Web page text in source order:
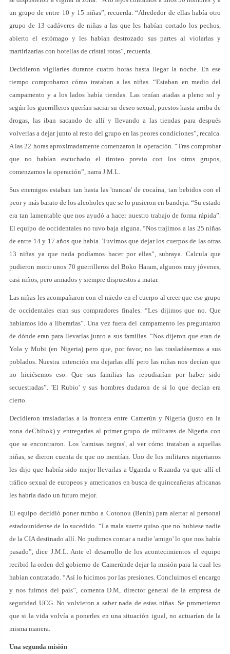
un grupo de entre 10 y 15 niñas”, recuerda. “Alrededor de ellas había otro
grupo de 13 cadáveres de niñas a las que les habían cortado los pechos,
abierto el estómago y les habían destrozado sus partes al violarlas y
martirizarlas con botellas de cristal rotas”, recuerda.
Decidieron vigilarles durante cuatro horas hasta llegar la noche. En ese
tiempo comprobaron cómo trataban a las niñas. “Estaban en medio del
campamento y a los lados había tiendas. Las tenían atadas a pleno sol y
según los guerrilleros querían saciar su deseo sexual, puestos hasta arriba de
drogas, las iban sacando de allí y llevando a las tiendas para después
volverlas a dejar junto al resto del grupo en las peores condiciones”, recalca.
A las 22 horas aproximadamente comenzaron la operación. “Tras comprobar
que no habían escuchado el tiroteo previo con los otros grupos,
comenzamos la operación”, narra J.M.L.
Sus enemigos estaban tan hasta las 'trancas' de cocaína, tan bebidos con el
peor y más barato de los alcoholes que se lo pusieron en bandeja. “Su estado
era tan lamentable que nos ayudó a hacer nuestro trabajo de forma rápida”.
El equipo de occidentales no tuvo baja alguna. “Nos trajimos a las 25 niñas
de entre 14 y 17 años que había. Tuvimos que dejar los cuerpos de las otras
13 niñas ya que nada podíamos hacer por ellas”, subraya. Calcula que
pudieron morir unos 70 guerrilleros del Boko Haram, algunos muy jóvenes,
casi niños, pero armados y siempre dispuestos a matar.
Las niñas les acompañaron con el miedo en el cuerpo al creer que ese grupo
de occidentales eran sus compradores finales. “Les dijimos que no. Que
habíamos ido a liberarlas”. Una vez fuera del campamento les preguntaron
de dónde eran para llevarlas junto a sus familias. “Nos dijeron que eran de
Yola y Mubi (en Nigeria) pero que, por favor, no las trasladásemos a sus
poblados. Nuestra intención era dejarlas allí pero las niñas nos decían que
no hiciésemos eso. Que sus familias las repudiarían por haber sido
secuestradas”. 'El Rubio' y sus hombres dudaron de si lo que decían era
cierto.
Decidieron trasladarlas a la frontera entre Camerún y Nigeria (justo en la
zona deChibok) y entregarlas al primer grupo de militares de Nigeria con
que se encontraron. Los 'camisas negras', al ver cómo trataban a aquellas
niñas, se dieron cuenta de que no mentían. Uno de los militares nigerianos
les dijo que habría sido mejor llevarlas a Uganda o Ruanda ya que allí el
tráfico sexual de europeos y americanos en busca de quinceañeras africanas
les habría dado un futuro mejor.
El equipo decidió poner rumbo a Cotonou (Benin) para alertar al personal
estadounidense de lo sucedido. “La mala suerte quiso que no hubiese nadie
de la CIA destinado allí. No pudimos contar a nadie 'amigo' lo que nos había
pasado”, dice J.M.L. Ante el desarrollo de los acontecimientos el equipo
recibió la orden del gobierno de Camerúnde dejar la misión para la cual les
habían contratado. “Así lo hicimos por las presiones. Concluimos el encargo
y nos fuimos del país”, comenta D.M, director general de la empresa de
seguridad UCG. No volvieron a saber nada de estas niñas. Se prometieron
que si la vida volvía a ponerles en una situación igual, no actuarían de la
misma manera.
Una segunda misión